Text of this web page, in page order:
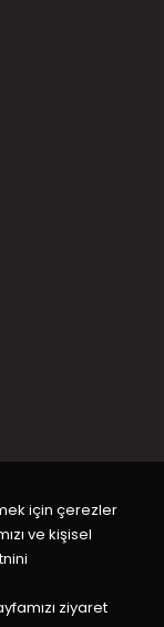
için çerezler
ve kişisel
ziyaret